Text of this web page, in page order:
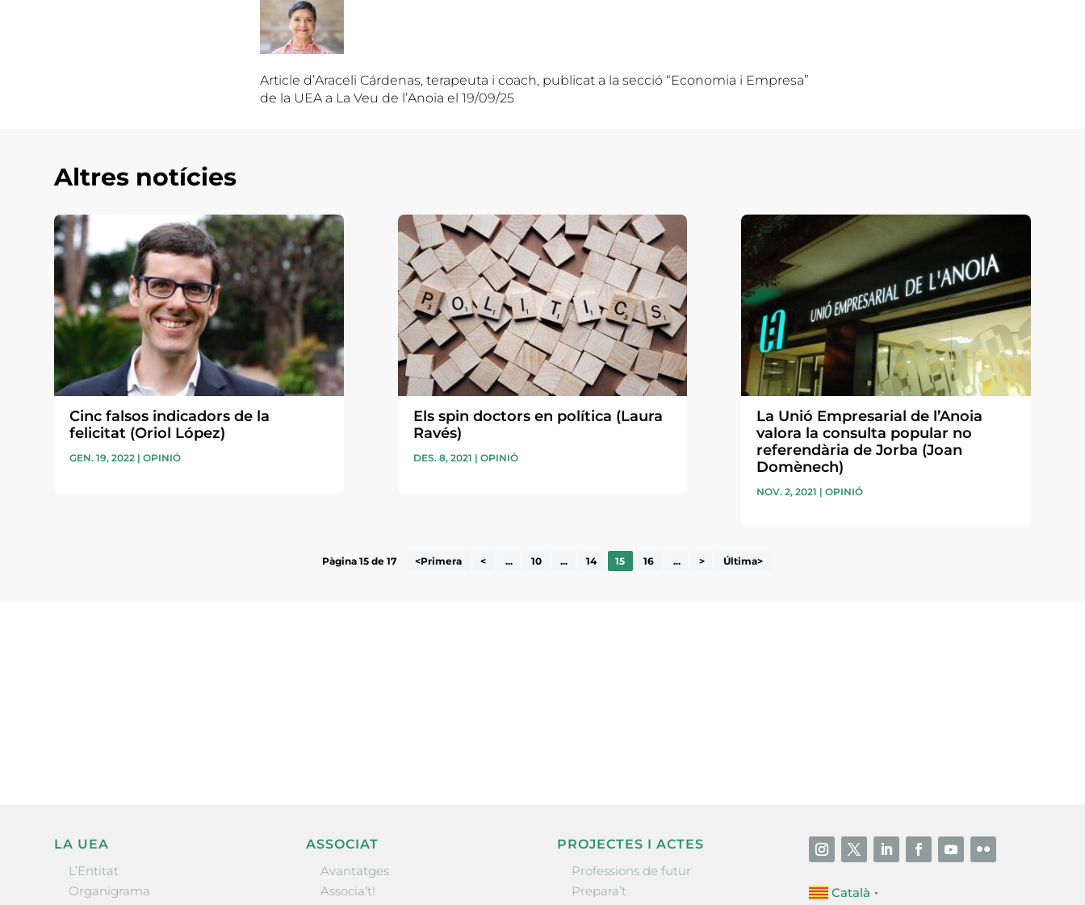
Article d’Araceli Cárdenas, terapeuta i coach, publicat a la secció “Economia i Empresa”
de la UEA a La Veu de l’Anoia el 19/09/25
Altres notícies
Cinc falsos indicadors de la
felicitat (Oriol López)
GEN. 19, 2022 |OPINIÓ
Els spin doctors en política (Laura
Ravés)
DES. 8, 2021 | OPINIÓ
La Unió Empresarial de l’Anoia
valora la consulta popular no
referendària de Jorba (Joan
Domènech)
NOV. 2, 2021 | OPINIÓ
Pàgina 15 de 17 <Primera < ... 10 ... 14 15 16 ... > Última>
LA UEA
L’Entitat
Organigrama
ASSOCIAT
Avantatges
Associa’t!
PROJECTES I ACTES
Professions de futur
Prepara’t
Català ▼